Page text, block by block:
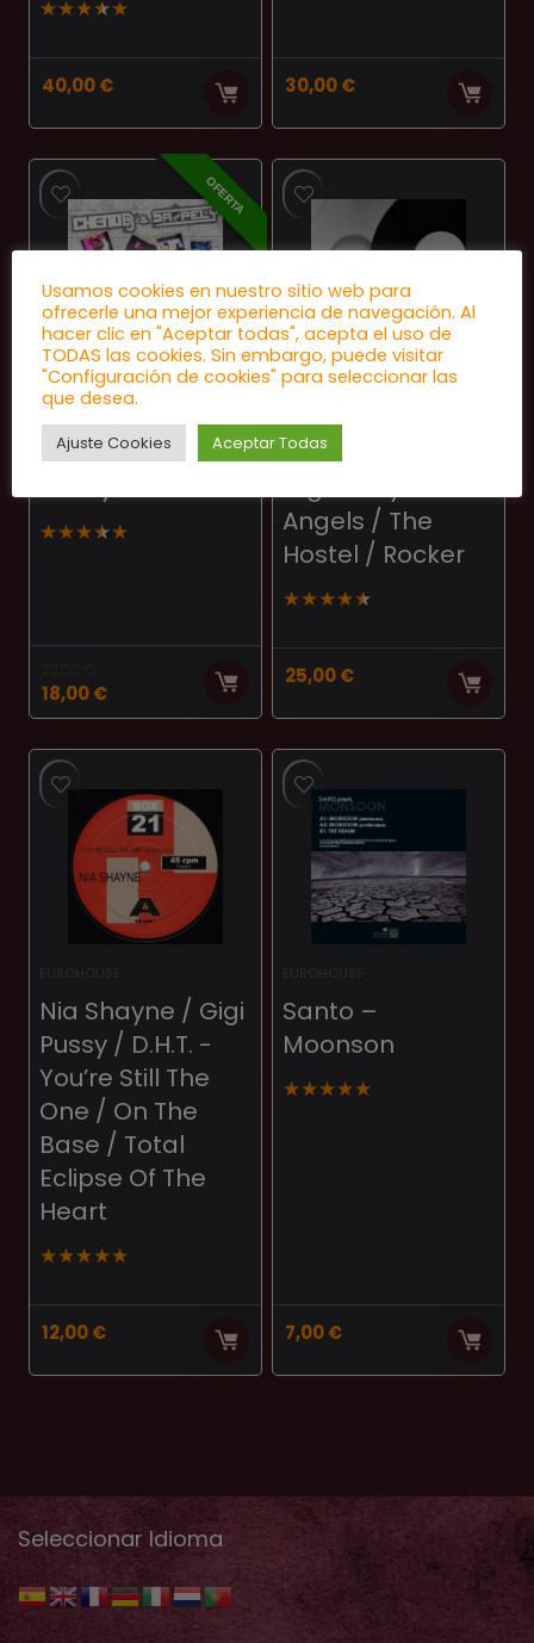
★★★★★
40,00€ 30,00€
OFERTA
EURODANCE
Cheno Dj & Sr
Pely – Searching
★★★★★
22,00 €
El
precio
era:
22,00 €.
18,00€El
precio
18,00 €.
HARDHOUSE
Boccaccio Life /
Tom Hafman /
Angels / The
Hostel / Rocker
★★★★★
25,00€
Nia Shayne / Gigi
Pussy / D.H.T. ‎-
You’re Still The
One / On The
Base / Total
Eclipse Of The
Heart
★★★★★
12,00€
Santo ‎–
Moonson
★★★★★
7,00€
Seleccionar Idioma
Usamos cookies en nuestro sitio web para
ofrecerle una mejor experiencia de navegación. Al
hacer clic en "Aceptar todas", acepta el uso de
TODAS las cookies. Sin embargo, puede visitar
"Configuración de cookies" para seleccionar las
que desea.
Ajuste Cookies Aceptar Todas